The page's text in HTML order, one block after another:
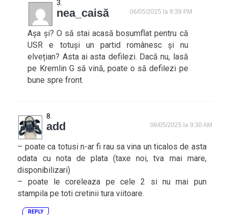
nea_caisă 06/05/2025 la 9:39 PM
Așa și? O să stai acasă bosumflat pentru că
USR e totuși un partid românesc și nu
elvețian? Asta ai asta defilezi. Dacă nu, lasă
pe Kremlin G să vină, poate o să defilezi pe
bune spre front.
add 06/05/2025 la 9:30 AM
– poate ca totusi n-ar fi rau sa vina un ticalos de asta
odata cu nota de plata (taxe noi, tva mai mare,
disponibilizari)
– poate le coreleaza pe cele 2 si nu mai pun
stampila pe toti cretinii tura viitoare.
REPLY